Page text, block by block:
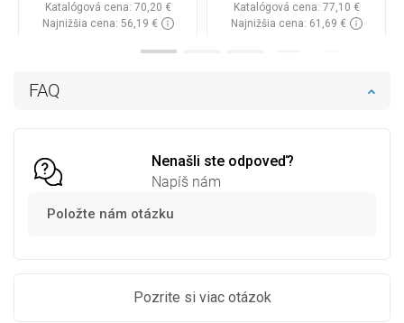
FAQ
Nenašli ste odpoveď?
Napíš nám
Položte nám otázku
Pozrite si viac otázok
Katalógová cena: 70,20 €
Najnižšia cena: 56,19 €
Katalógová cena: 77,10 €
Najnižšia cena: 61,69 €